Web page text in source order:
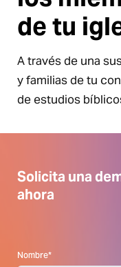
de tu
A través de una
y familias de tu
de estudios
Solicita una
ahora
Nombre*